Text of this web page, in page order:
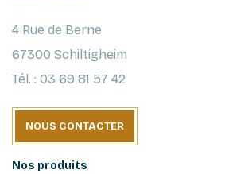
4 Rue de Berne
67300 Schiltigheim
Tél. : 03 69 81 57 42
NOUS CONTACTER
Nos produits